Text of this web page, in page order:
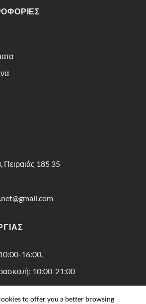
Πειραιάς 185 35
16:00,
10:00-21:00
to offer you a better browsing